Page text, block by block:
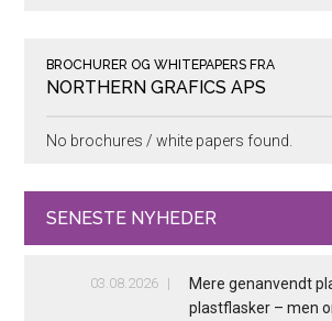
BROCHURER OG WHITEPAPERS FRA
NORTHERN GRAFICS APS
No brochures / white papers found.
SENESTE NYHEDER
03.08.2026
Mere genanvendt
plastflasker – men